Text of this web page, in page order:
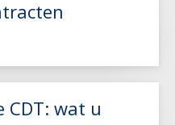
CDT: wat u